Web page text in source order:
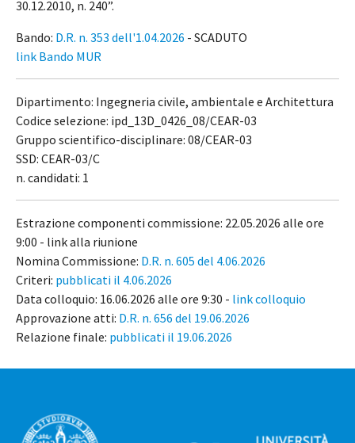
30.12.2010, n. 240”.
Bando: D.R. n. 353 dell'1.04.2026 - SCADUTO
link Bando MUR
Dipartimento: Ingegneria civile, ambientale e Architettura
Codice selezione: ipd_13D_0426_08/CEAR-03
Gruppo scientifico-disciplinare: 08/CEAR-03
SSD: CEAR-03/C
n. candidati: 1
Estrazione componenti commissione: 22.05.2026 alle ore
9:00 - link alla riunione
Nomina Commissione: D.R. n. 605 del 4.06.2026
Criteri: pubblicati il 4.06.2026
Data colloquio: 16.06.2026 alle ore 9:30 - link colloquio
Approvazione atti: D.R. n. 656 del 19.06.2026
Relazione finale: pubblicati il 19.06.2026